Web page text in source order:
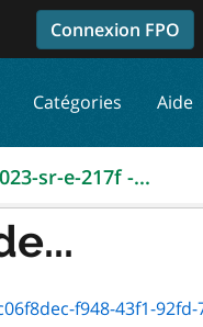
Connexion FPO
Catégories Aide
sr-e-217f -...
f948-43f1-92fd-